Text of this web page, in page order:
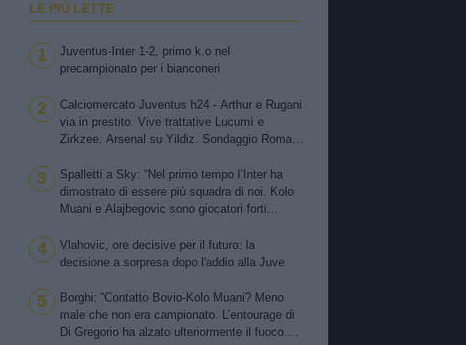
LE PIÙ LETTE
1
Juventus-Inter 1-2, primo k.o nel
precampionato per i bianconeri
2
Calciomercato Juventus h24 - Arthur e Rugani
via in prestito. Vive trattative Lucumì e
Zirkzee. Arsenal su Yildiz. Sondaggio Roma
Zhegrova non vuole partire. Sorloth sul
mercato. Vlahovic, nuova pretendente
3
Spalletti a Sky: “Nel primo tempo l’Inter ha
dimostrato di essere più squadra di noi. Kolo
Muani e Alajbegovic sono giocatori forti
4
Vlahovic, ore decisive per il futuro: la
decisione a sorpresa dopo l'addio alla Juve
5
Borghi: “Contatto Bovio-Kolo Muani? Meno
male che non era campionato. L’entourage di
Di Gregorio ha alzato ulteriormente il fuoco.